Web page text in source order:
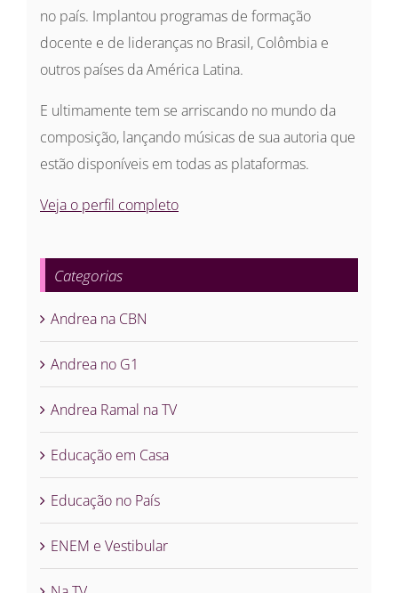
no país. Implantou programas de formação
docente e de lideranças no Brasil, Colômbia e
outros países da América Latina.
E ultimamente tem se arriscando no mundo da
composição, lançando músicas de sua autoria que
estão disponíveis em todas as plataformas.
Veja o perfil completo
Categorias
Andrea na CBN
Andrea no G1
Andrea Ramal na TV
Educação em Casa
Educação no País
ENEM e Vestibular